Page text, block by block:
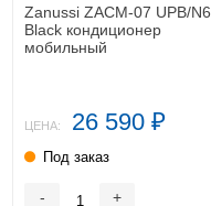
Zanussi ZACM-07 UPB/N6
Black кондиционер
мобильный
ЦЕНА: 26 590 ₽
Под заказ
- +